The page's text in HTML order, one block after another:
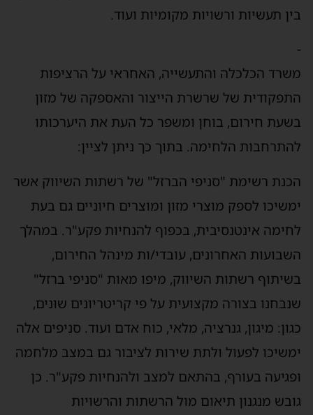
בין תעשיות ורשויות מקומיות ועוד.
-
משרד הכלכלה והתעשייה, האחראי על הרציפות
התפקודית של שרשרת הייצור והאספקה של מזון
בשעת חירום, בוחן ומשפר כל העת את היערכותו
להתרחבות הלחימה. בתוך כך ניתן לציין:
הכנת רשימת "סניפי הברזל" של רשתות השיווק אשר
ימשיכו לספק מוצרי מזון ומוצרים חיוניים גם בעת
לחימה אינטנסיבית, בכפוף להנחיות פקע"ר. במהלך
השבועות האחרונים, עובדי/ות מינהל החירום,
בשיתוף רשתות השיווק, מיפו מאות "סניפי ברזל"
שנבחנו בצורה מקצועית על פי קריטריונים שונים,
כגון: מיגון, גנרציה, מלאי, כוח אדם ועוד. סניפים אלה
ימשיכו לפעול ולתת שירות לציבור גם במצב מלחמה
ופגיעה בעורף, בהתאם למצב ולהנחיות פקע"ר. כן
גובש מנגנון תיאום מול הרשתות והרשויות